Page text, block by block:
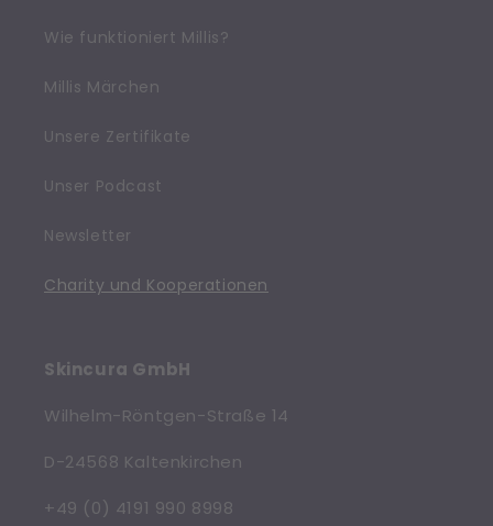
Wie funktioniert Millis?
Millis Märchen
Unsere Zertifikate
Unser Podcast
Newsletter
Charity und Kooperationen
Skincura GmbH
Wilhelm-Röntgen-Straße 14
D-24568 Kaltenkirchen
+49 (0) 4191 990 8998